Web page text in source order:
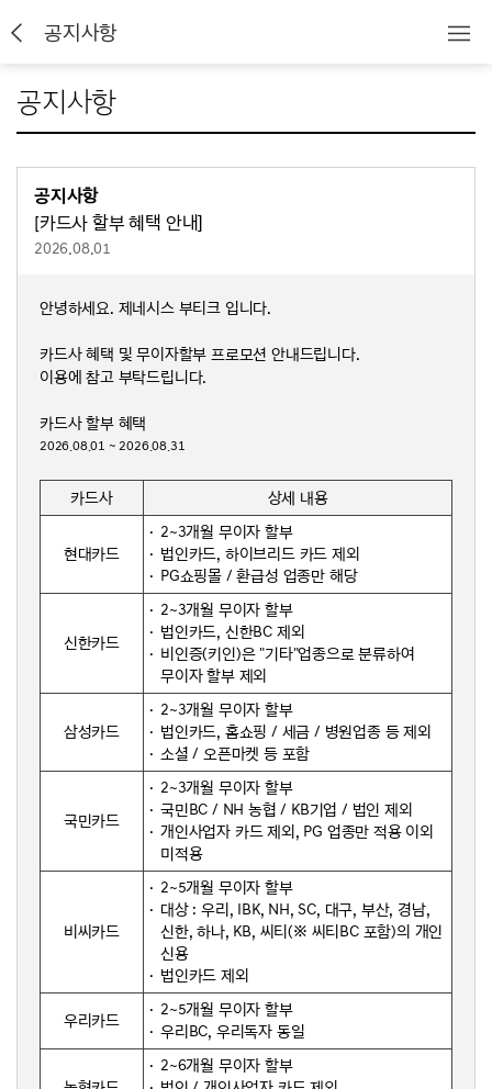
공지사항
공지사항
공지사항
[카드사 할부 혜택 안내]
2026.08.01
안녕하세요. 제네시스 부티크 입니다.
카드사 혜택 및 무이자할부 프로모션 안내드립니다.
이용에 참고 부탁드립니다.
카드사 할부 혜택
2026.08.01 ~ 2026.08.31
카드사 상세 내용
현대카드
2~3개월 무이자 할부
법인카드, 하이브리드 카드 제외
PG쇼핑몰 / 환급성 업종만 해당
신한카드
2~3개월 무이자 할부
법인카드, 신한BC 제외
비인증(키인)은 "기타"업종으로 분류하여
무이자 할부 제외
삼성카드
2~3개월 무이자 할부
법인카드, 홈쇼핑 / 세금 / 병원업종 등 제외
소셜 / 오픈마켓 등 포함
국민카드
2~3개월 무이자 할부
국민BC / NH 농협 / KB기업 / 법인 제외
개인사업자 카드 제외, PG 업종만 적용 이외
미적용
비씨카드
2~5개월 무이자 할부
대상 : 우리, IBK, NH, SC, 대구, 부산, 경남,
신한, 하나, KB, 씨티(※ 씨티BC 포함)의 개인
신용
법인카드 제외
우리카드
2~5개월 무이자 할부
우리BC, 우리독자 동일
2~6개월 무이자 할부